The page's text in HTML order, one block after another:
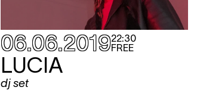
06.06.201922:30
FREE
LUCIA
dj set